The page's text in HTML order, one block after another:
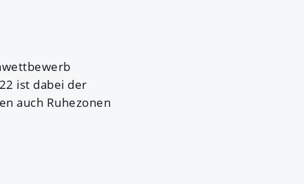
ist dabei der
auch Ruhezonen